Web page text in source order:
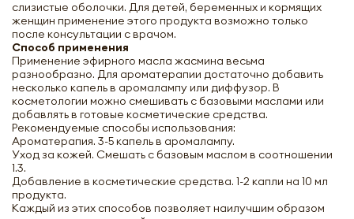
слизистые оболочки. Для детей, беременных и кормящих
женщин применение этого продукта возможно только
после консультации с врачом.
Способ применения
Применение эфирного масла жасмина весьма
разнообразно. Для ароматерапии достаточно добавить
несколько капель в аромалампу или диффузор. В
косметологии можно смешивать с базовыми маслами или
добавлять в готовые косметические средства.
Рекомендуемые способы использования:
Ароматерапия. 3-5 капель в аромалампу.
Уход за кожей. Смешать с базовым маслом в соотношении
1.3.
Добавление в косметические средства. 1-2 капли на 10 мл
продукта.
Каждый из этих способов позволяет наилучшим образом